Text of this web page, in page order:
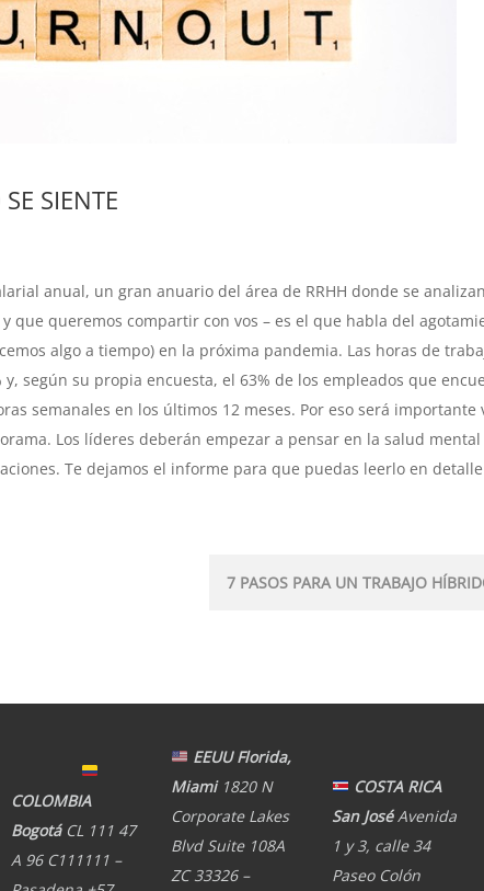
SIENTE
anual, un gran anuario del área de RRHH donde se
que queremos compartir con vos – es el que habla del
algo a tiempo) en la próxima pandemia. Las horas de
según su propia encuesta, el 63% de los empleados que
semanales en los últimos 12 meses. Por eso será importante
Los líderes deberán empezar a pensar en la salud
Te dejamos el informe para que puedas leerlo en
7 PASOS PARA UN TRABAJO
COLOMBIA
BogotáCL 111 47
A 96 C111111 –
EEUU Florida,
Miami1820 N
Corporate Lakes
Blvd Suite 108A
ZC 33326 –
COSTA RICA
San JoséAvenida
1 y 3, calle 34
Paseo Colón